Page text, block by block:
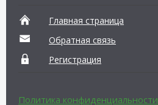
Главная страница
Обратная связь
Регистрация
Политика конфиденциальности